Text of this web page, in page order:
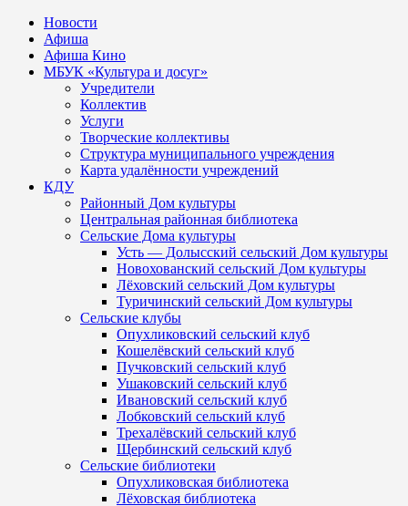
Новости
Афиша
Афиша Кино
МБУК «Культура и досуг»
Учредители
Коллектив
Услуги
Творческие коллективы
Структура муниципального учреждения
Карта удалённости учреждений
КДУ
Районный Дом культуры
Центральная районная библиотека
Сельские Дома культуры
Усть — Долысский сельский Дом культуры
Новохованский сельский Дом культуры
Лёховский сельский Дом культуры
Туричинский сельский Дом культуры
Сельские клубы
Опухликовский сельский клуб
Кошелёвский сельский клуб
Пучковский сельский клуб
Ушаковский сельский клуб
Ивановский сельский клуб
Лобковский сельский клуб
Трехалёвский сельский клуб
Щербинский сельский клуб
Сельские библиотеки
Опухликовская библиотека
Лёховская библиотека